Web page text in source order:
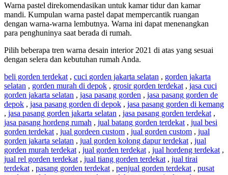
Warna pastel direkomendasikan untuk kamar tidur dan kamar
mandi. Kumpulan warna pastel dapat mempercantik ruangan
dengan warna-warna lembutnya. Warna ini dapat menenangkan
para penghuninya saat berada di rumah.
Pilih beberapa tren warna desain interior 2021 di atas yang sesuai
dengan selera dan kebutuhan rumah Anda.
beli gorden terdekat , cuci gorden jakarta selatan , gorden jakarta
selatan , gorden murah di depok , grosir gorden terdekat , jasa cuci
gorden jakarta selatan , jasa pasang gorden , jasa pasang gorden de
depok , jasa pasang gorden di depok , jasa pasang gorden di kemang
, jasa pasang gorden jakarta selatan , jasa pasang gorden terdekat ,
jasa pasang hordeng rumah , jual batang gorden terdekat , jual besi
gorden terdekat , jual gordeen custom , jual gorden custom , jual
gorden jakarta selatan , jual gorden kolong dapur terdekat , jual
gorden murah terdekat , jual gorden terdekat , jual hordeng terdekat ,
jual rel gorden terdekat , jual tiang gorden terdekat , jual tirai
terdekat , pasang gorden terdekat , penjual gorden terdekat , pusat